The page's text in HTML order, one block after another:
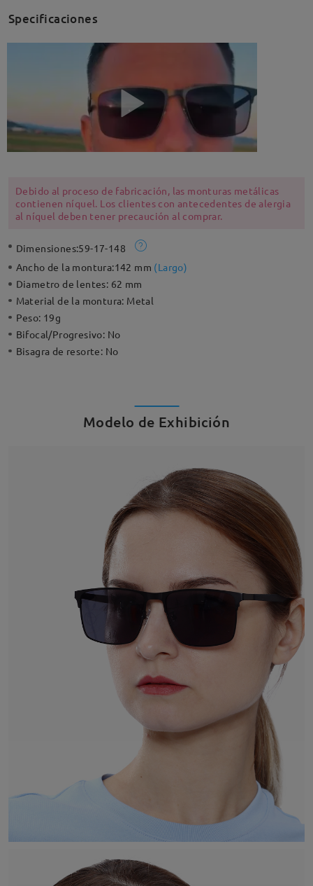
Specificaciones
Debido al proceso de fabricación, las monturas metálicas
contienen níquel. Los clientes con antecedentes de alergia
al níquel deben tener precaución al comprar.
Dimensiones:59-17-148
Ancho de la montura:142 mm (Largo)
Diametro de lentes: 62 mm
Material de la montura: Metal
Peso: 19g
Bifocal/Progresivo: No
Bisagra de resorte: No
Modelo de Exhibición